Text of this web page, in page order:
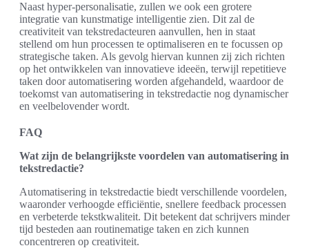
Naast hyper-personalisatie, zullen we ook een grotere
integratie van kunstmatige intelligentie zien. Dit zal de
creativiteit van tekstredacteuren aanvullen, hen in staat
stellend om hun processen te optimaliseren en te focussen op
strategische taken. Als gevolg hiervan kunnen zij zich richten
op het ontwikkelen van innovatieve ideeën, terwijl repetitieve
taken door automatisering worden afgehandeld, waardoor de
toekomst van automatisering in tekstredactie nog dynamischer
en veelbelovender wordt.
FAQ
Wat zijn de belangrijkste voordelen van automatisering in
tekstredactie?
Automatisering in tekstredactie biedt verschillende voordelen,
waaronder verhoogde efficiëntie, snellere feedback processen
en verbeterde tekstkwaliteit. Dit betekent dat schrijvers minder
tijd besteden aan routinematige taken en zich kunnen
concentreren op creativiteit.